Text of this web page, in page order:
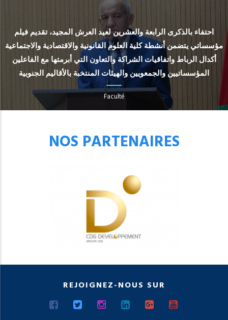
احتفاء بالذكرى الرابعة والعشرين لعيد العرش المجيد، تقديم فيلم
مؤسساتي يتضمن أنشطة كلية العلوم القانونية والاقتصادية والاجتماعية
أكدال الرباط واتفاقيات الشراكة والتعاون التي أبرمتها مع الفاعلين
المؤسساتيين والجمعويين والهيئات المنتخبة بالأقاليم الجنوبية
Faculté
NOS PARTENAIRES
REJOIGNEZ-NOUS SUR